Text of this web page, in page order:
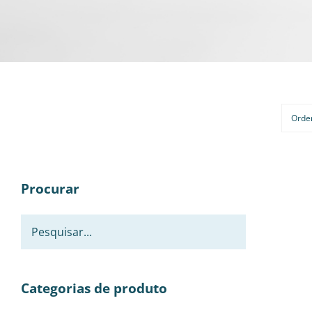
Procurar
Categorias de produto